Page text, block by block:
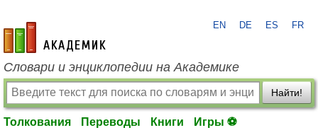
academic.ru
EN DE ES FR
Словари и энциклопедии на Академике
Найти!
Толкования Переводы Книги Игры ⚽